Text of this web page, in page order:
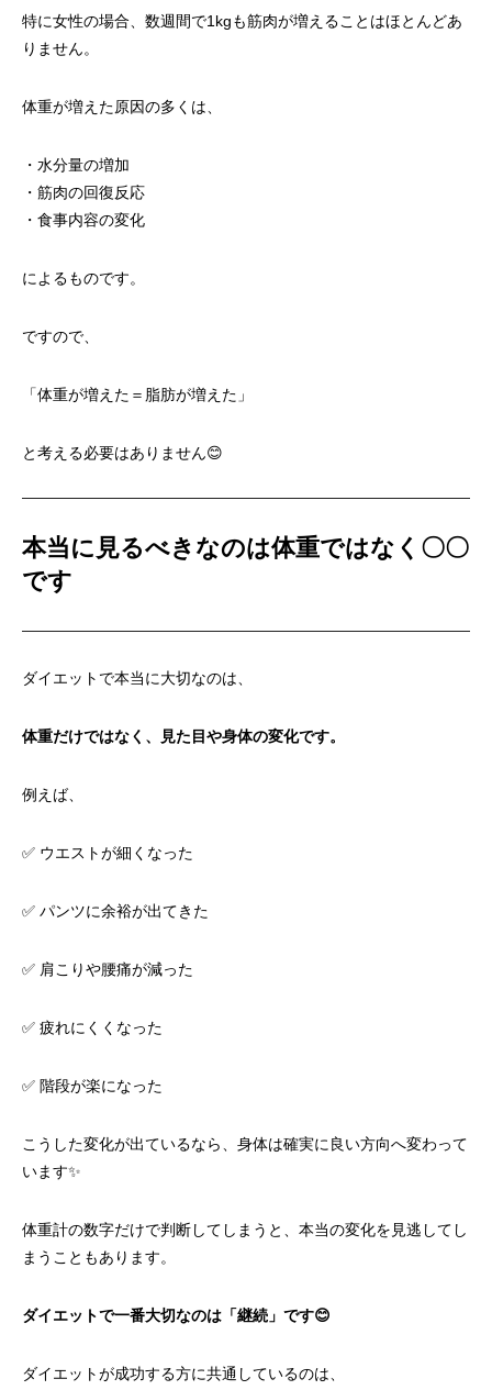
特に女性の場合、数週間で1kgも筋肉が増えることはほとんどあ
りません。
体重が増えた原因の多くは、
・水分量の増加
・筋肉の回復反応
・食事内容の変化
によるものです。
ですので、
「体重が増えた＝脂肪が増えた」
と考える必要はありません😊
本当に見るべきなのは体重ではなく〇〇
です
ダイエットで本当に大切なのは、
体重だけではなく、見た目や身体の変化です。
例えば、
✅ ウエストが細くなった
✅ パンツに余裕が出てきた
✅ 肩こりや腰痛が減った
✅ 疲れにくくなった
✅ 階段が楽になった
こうした変化が出ているなら、身体は確実に良い方向へ変わって
います✨
体重計の数字だけで判断してしまうと、本当の変化を見逃してし
まうこともあります。
ダイエットで一番大切なのは「継続」です😊
ダイエットが成功する方に共通しているのは、